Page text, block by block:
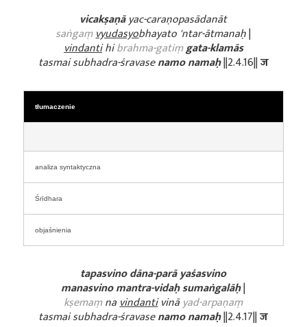
vicakṣaṇāyac-caraṇopasādanāt
saṅgaṃvyudasyobhayato 'ntar-ātmanaḥ|
vindantihibrahma-gatiṃgata-klamās
tasmai subhadra-śravasenamo namaḥ||2.4.16||ज
tłumaczenie
analiza syntaktyczna
Śrīdhara
objaśnienia
tapasvino dāna-parā yaśasvino
manasvino mantra-vidaḥ sumaṅgalāḥ|
kṣemaṃnavindantivināyad-arpaṇaṃ
tasmai subhadra-śravasenamo namaḥ||2.4.17||ज